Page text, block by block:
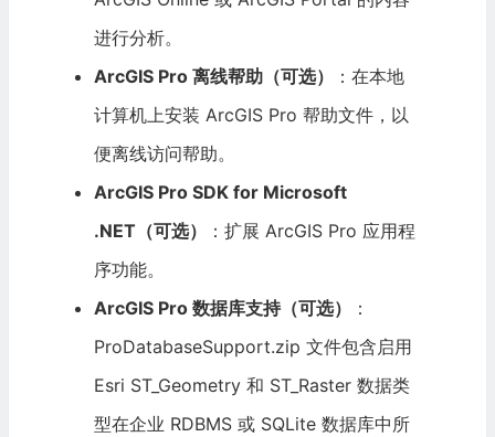
进行分析。
ArcGIS Pro 离线帮助（可选）
：在本地
计算机上安装 ArcGIS Pro 帮助文件，以
便离线访问帮助。
ArcGIS Pro SDK for Microsoft
.NET（可选）
：扩展 ArcGIS Pro 应用程
序功能。
ArcGIS Pro 数据库支持（可选）
：
ProDatabaseSupport.zip 文件包含启用
Esri ST_Geometry 和 ST_Raster 数据类
型在企业 RDBMS 或 SQLite 数据库中所